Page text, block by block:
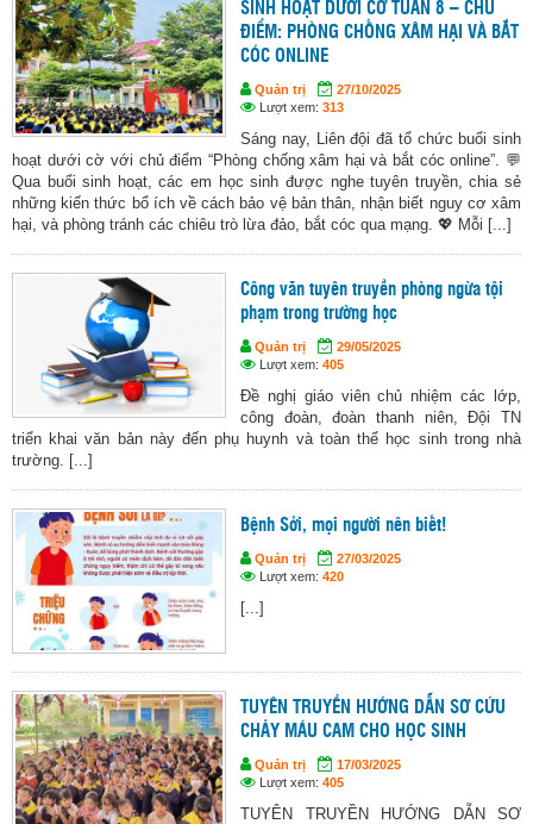
SINH HOẠT DƯỚI CỜ TUẦN 8 – CHỦ
ĐIỂM: PHÒNG CHỐNG XÂM HẠI VÀ BẮT
CÓC ONLINE
Quản trị
27/10/2025
Lượt xem: 313
Sáng nay, Liên đội đã tổ chức buổi sinh
hoạt dưới cờ với chủ điểm “Phòng chống xâm hại và bắt cóc online”. 💬
Qua buổi sinh hoạt, các em học sinh được nghe tuyên truyền, chia sẻ
những kiến thức bổ ích về cách bảo vệ bản thân, nhận biết nguy cơ xâm
hại, và phòng tránh các chiêu trò lừa đảo, bắt cóc qua mạng. 💖 Mỗi [...]
Công văn tuyên truyền phòng ngừa tội
phạm trong trường học
Quản trị
29/05/2025
Lượt xem: 405
Đề nghị giáo viên chủ nhiệm các lớp,
công đoàn, đoàn thanh niên, Đội TN
triển khai văn bản này đến phụ huynh và toàn thể học sinh trong nhà
trường. [...]
Bệnh Sởi, mọi người nên biết!
Quản trị
27/03/2025
Lượt xem: 420
[...]
TUYÊN TRUYỀN HƯỚNG DẪN SƠ CỨU
CHẢY MÁU CAM CHO HỌC SINH
Quản trị
17/03/2025
Lượt xem: 405
TUYÊN TRUYỀN HƯỚNG DẪN SƠ